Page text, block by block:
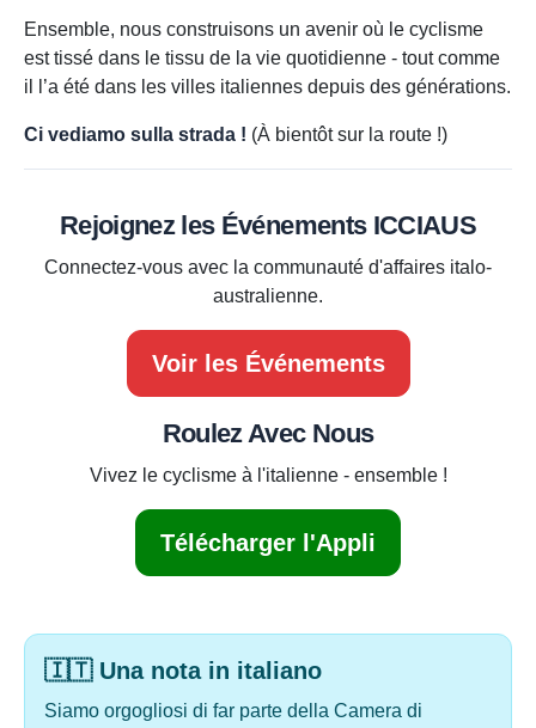
Ensemble, nous construisons un avenir où le cyclisme
est tissé dans le tissu de la vie quotidienne - tout comme
il l’a été dans les villes italiennes depuis des générations.
Ci vediamo sulla strada ! (À bientôt sur la route !)
Rejoignez les Événements ICCIAUS
Connectez-vous avec la communauté d'affaires italo-
australienne.
Voir les Événements
Roulez Avec Nous
Vivez le cyclisme à l'italienne - ensemble !
Télécharger l'Appli
🇮🇹 Una nota in italiano
Siamo orgogliosi di far parte della Camera di